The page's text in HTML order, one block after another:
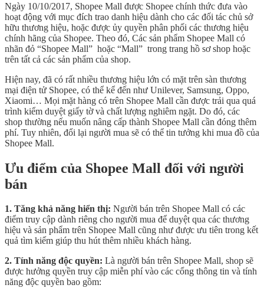
Ngày 10/10/2017, Shopee Mall được Shopee chính thức đưa vào
hoạt động với mục đích trao danh hiệu dành cho các đối tác chủ sở
hữu thương hiệu, hoặc được ủy quyền phân phối các thương hiệu
chính hãng của Shopee. Theo đó, Các sản phẩm Shopee Mall có
nhãn đỏ “Shopee Mall” hoặc “Mall” trong trang hồ sơ shop hoặc
trên tất cả các sản phẩm của shop.
Hiện nay, đã có rất nhiều thương hiệu lớn có mặt trên sàn thương
mại điện tử Shopee, có thể kể đến như Unilever, Samsung, Oppo,
Xiaomi… Mọi mặt hàng có trên Shopee Mall cần được trải qua quá
trình kiểm duyệt giấy tờ và chất lượng nghiêm ngặt. Do đó, các
shop thường nếu muốn nâng cấp thành Shopee Mall cần đóng thêm
phí. Tuy nhiên, đổi lại người mua sẽ có thể tin tưởng khi mua đồ của
Shopee Mall.
Ưu điểm của Shopee Mall đối với người
bán
1. Tăng khả năng hiển thị: Người bán trên Shopee Mall có các
điểm truy cập dành riêng cho người mua để duyệt qua các thương
hiệu và sản phẩm trên Shopee Mall cũng như được ưu tiên trong kết
quả tìm kiếm giúp thu hút thêm nhiều khách hàng.
2. Tính năng độc quyền: Là người bán trên Shopee Mall, shop sẽ
được hưởng quyền truy cập miễn phí vào các cổng thông tin và tính
năng độc quyền bao gồm: